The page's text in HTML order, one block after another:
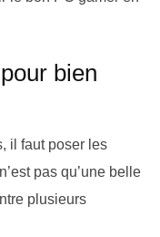
bien
il faut poser les
pas qu’une belle
plusieurs